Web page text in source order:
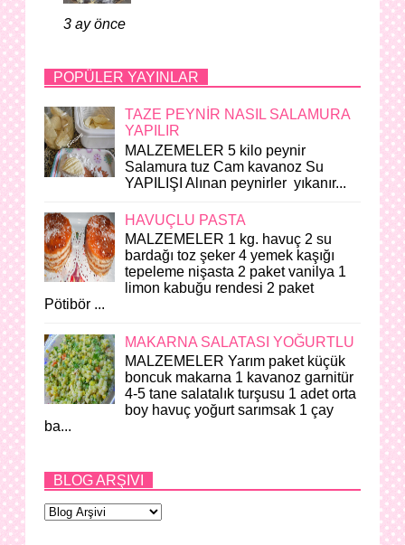
3 ay önce
POPÜLER YAYINLAR
TAZE PEYNİR NASIL SALAMURA
YAPILIR
MALZEMELER 5 kilo peynir
Salamura tuz Cam kavanoz Su
YAPILIŞI Alınan peynirler yıkanır...
HAVUÇLU PASTA
MALZEMELER 1 kg. havuç 2 su
bardağı toz şeker 4 yemek kaşığı
tepeleme nişasta 2 paket vanilya 1
limon kabuğu rendesi 2 paket
Pötibör ...
MAKARNA SALATASI YOĞURTLU
MALZEMELER Yarım paket küçük
boncuk makarna 1 kavanoz garnitür
4-5 tane salatalık turşusu 1 adet orta
boy havuç yoğurt sarımsak 1 çay
ba...
BLOG ARŞIVI